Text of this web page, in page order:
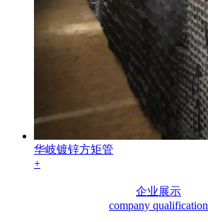
华岐镀锌方矩管
+
企业展示
company qualification